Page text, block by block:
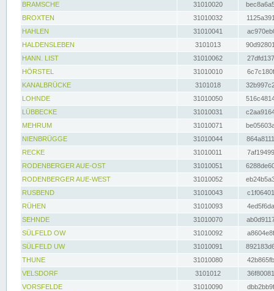
BRAMSCHE
31010020
BROXTEN
31010032
HAHLEN
31010041
HALDENSLEBEN
3101013
HANN. LIST
31010062
HÖRSTEL
31010010
KANALBRÜCKE
3101018
LOHNDE
31010050
LÜBBECKE
31010031
MEHRUM
31010071
NIENBRÜGGE
31010044
RECKE
31010011
RODENBERGER AUE-OST
31010051
RODENBERGER AUE-WEST
31010052
RUSBEND
31010043
RÜHEN
31010093
SEHNDE
31010070
SÜLFELD OW
31010092
SÜLFELD UW
31010091
THUNE
31010080
VELSDORF
3101012
VORSFELDE
31010090